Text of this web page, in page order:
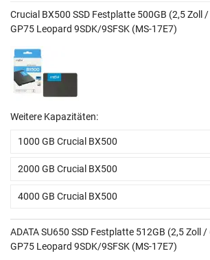
Crucial BX500 SSD Festplatte 500GB (2,5 Zoll
GP75 Leopard 9SDK/9SFSK (MS-17E7)
Weitere Kapazitäten:
1000 GB Crucial BX500
2000 GB Crucial BX500
4000 GB Crucial BX500
ADATA SU650 SSD Festplatte 512GB (2,5 Zoll
GP75 Leopard 9SDK/9SFSK (MS-17E7)